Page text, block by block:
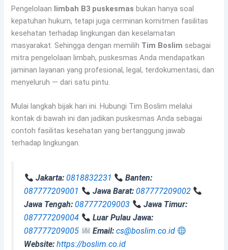
Pengelolaan limbah B3 puskesmas bukan hanya soal
kepatuhan hukum, tetapi juga cerminan komitmen fasilitas
kesehatan terhadap lingkungan dan keselamatan
masyarakat. Sehingga dengan memilih Tim Boslim sebagai
mitra pengelolaan limbah, puskesmas Anda mendapatkan
jaminan layanan yang profesional, legal, terdokumentasi, dan
menyeluruh — dari satu pintu.
Mulai langkah bijak hari ini. Hubungi Tim Boslim melalui
kontak di bawah ini dan jadikan puskesmas Anda sebagai
contoh fasilitas kesehatan yang bertanggung jawab
terhadap lingkungan.
Jakarta: 0818832231
Banten:
087777209001
Jawa Barat: 087777209002
Jawa Tengah: 087777209003
Jawa Timur:
087777209004
Luar Pulau Jawa:
087777209005
Email: cs@boslim.co.id
Website: https://boslim.co.id